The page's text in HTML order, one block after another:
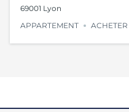
69001 Lyon
APPARTEMENT
ACHETER